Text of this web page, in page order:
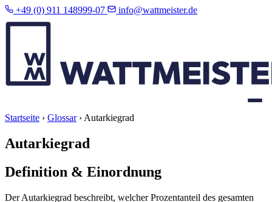
+49 (0) 911 148999-07 info@wattmeister.de
Startseite › Glossar› Autarkiegrad
Autarkiegrad
Definition & Einordnung
Der Autarkiegrad beschreibt, welcher Prozentanteil des gesamten